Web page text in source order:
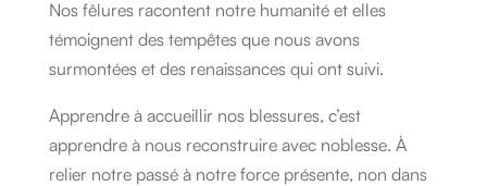
Nos fêlures racontent notre humanité et elles
témoignent des tempêtes que nous avons
surmontées et des renaissances qui ont suivi.
Apprendre à accueillir nos blessures, c’est
apprendre à nous reconstruire avec noblesse. À
relier notre passé à notre force présente, non dans